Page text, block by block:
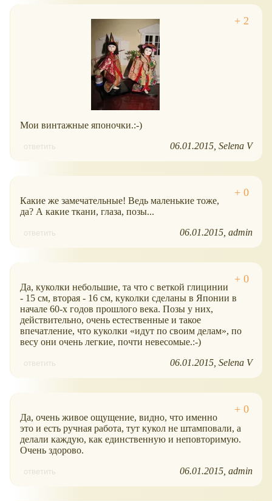
Мои винтажные японочки.:-)
ответить 06.01.2015 Selena V
Какие же замечательные! Ведь маленькие тоже,
да? А какие ткани, глаза, позы...
ответить 06.01.2015 admin
Да, куколки небольшие, та что с веткой глицинии
- 15 см, вторая - 16 см, куколки сделаны в Японии в
начале 60-х годов прошлого века. Позы у них,
действительно, очень естественные и такое
впечатление, что куколки
идут по своим делам , по
весу они очень легкие, почти невесомые.:-)
ответить 06.01.2015 Selena V
Да, очень живое ощущение, видно, что именно
это и есть ручная работа, тут кукол не штамповали, а
делали каждую, как единственную и неповторимую.
Очень здорово.
ответить 06.01.2015 admin